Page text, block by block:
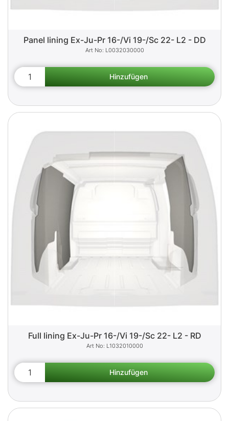
Panel lining Ex-Ju-Pr 16-/Vi 19-/Sc 22- L2 - DD
L0032030000
Full lining Ex-Ju-Pr 16-/Vi 19-/Sc 22- L2 - RD
L1032010000